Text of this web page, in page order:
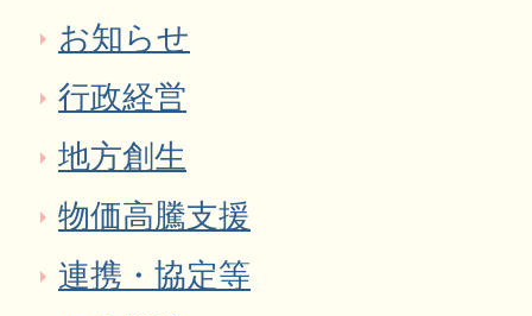
お知らせ
行政経営
地方創生
物価高騰支援
連携・協定等